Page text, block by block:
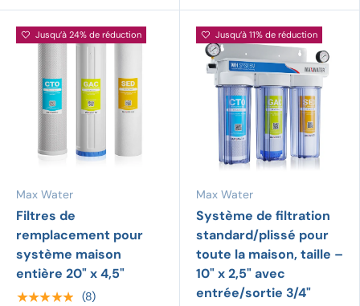
Jusqu’à 24% de réduction
Max Water
Filtres de
remplacement pour
système maison
entière 20" x 4,5"
★★★★★ (8)
Jusqu’à 11% de réduction
Max Water
Système de filtration
standard/plissé pour
toute la maison, taille –
10" x 2,5" avec
entrée/sortie 3/4"